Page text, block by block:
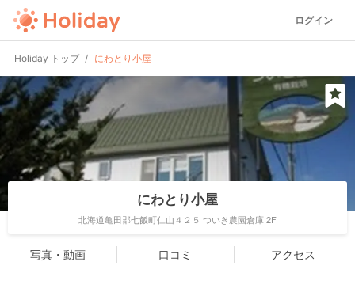
ログイン
Holiday トップ にわとり小屋
にわとり小屋
北海道亀田郡七飯町仁山４２５ ついき農園倉庫 2F
写真・動画 口コミ アクセス